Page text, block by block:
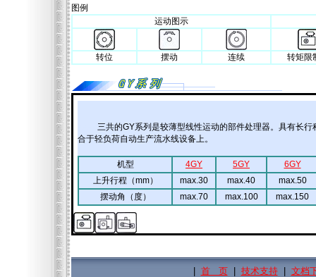
图例
运动图示
转位 摆动 连续 转矩限
三共的GY系列是较薄型线性运动的部件处理器。具有长
合于轻负荷自动生产流水线设备上。
机型 4GY 5GY
6GY
上升行程（mm）
max.30 max.40
max.50
摆动角（度）
max.70 max.100 max.150
首 页| 技术支持| 文档